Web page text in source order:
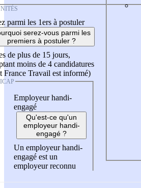
parmi les 1ers à postuler
serez-vous parmi les
premiers à postuler ?
de plus de 15 jours,
moins de 4 candidatures
France Travail est informé)
Employeur handi-
engagé
Qu'est-ce qu'un
employeur handi-
engagé ?
Un employeur handi-
engagé est un
employeur reconnu